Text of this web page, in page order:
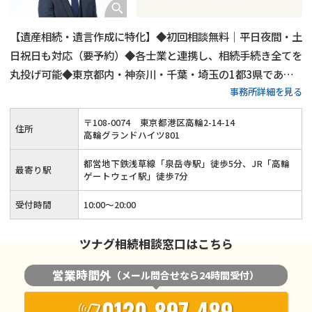
【遺産相続・遺言作成に特化】◆初回相談無料｜平日夜間・土
日祝日も対応（要予約）◆各士業と連携し、相続手続き全てを
丸投げ可能◆東京都内・神奈川・千葉・埼玉の1都3県であれ
ば無料出張相談◆相続人調査代行／相続財産調査代行／遺産分
割協議書作成支援・相続人間連絡調整／銀行口座の解約、名義
変更代行◆相続手続きを一括しておまかせください
事務所詳細を見る
住所 〒108-0074
東京都港区高輪2-14-14
高輪グランドハイツ801
最寄り駅
都営地下鉄浅草線「泉岳寺駅」徒歩5分、JR「高輪
ゲートウェイ駅」徒歩7分
受付時間 10:00～20:00
ツナグ相続相談窓口はこちら
営業時間外 （メール問合せなら24時間受付）